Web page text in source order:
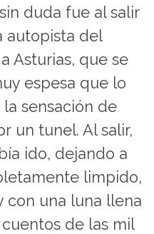
duda fue al salir
autopista del
Asturias, que se
espesa que lo
sensación de
un tunel. Al salir,
ido, dejando a
limpido,
con una luna llena
de las mil